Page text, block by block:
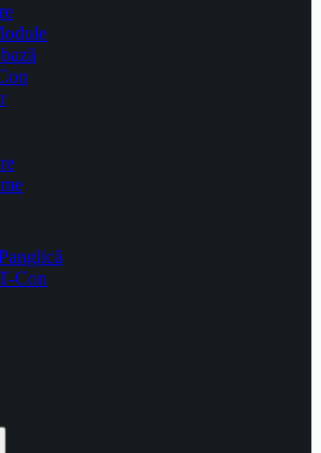
Con